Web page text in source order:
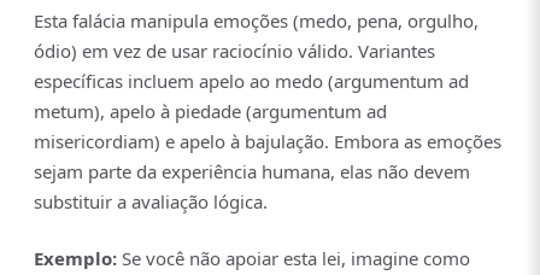
Esta falácia manipula emoções (medo, pena, orgulho,
ódio) em vez de usar raciocínio válido. Variantes
específicas incluem apelo ao medo (argumentum ad
metum), apelo à piedade (argumentum ad
misericordiam) e apelo à bajulação. Embora as emoções
sejam parte da experiência humana, elas não devem
substituir a avaliação lógica.
Exemplo: Se você não apoiar esta lei, imagine como